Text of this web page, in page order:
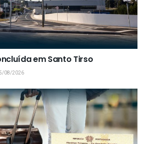
em Santo Tirso
08/2026